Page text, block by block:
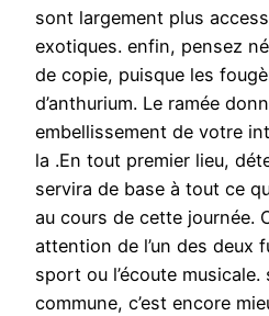
sont largement plus
exotiques. enfin, pensez
de copie, puisque les
d’anthurium. Le ramée
embellissement de votre
la .En tout premier lieu,
servira de base à tout ce
au cours de cette journée.
attention de l’un des deux
sport ou l’écoute
commune, c’est encore